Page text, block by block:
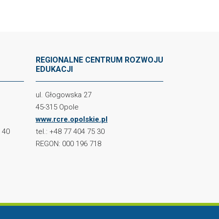
40
REGIONALNE CENTRUM ROZWOJU
EDUKACJI
ul. Głogowska 27
45-315 Opole
www.rcre.opolskie.pl
tel.: +48 77 404 75 30
REGON: 000 196 718